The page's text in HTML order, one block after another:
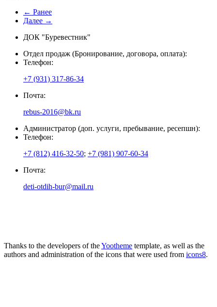
← Ранее
Далее →
ДОК "Буревестник"
Отдел продаж (Бронирование, договора, оплата):
Телефон:
+7 (931) 317-86-34
Почта:
rebus-2016@bk.ru
Администратор (доп. услуги, пребывание, ресепшн):
Телефон:
+7 (812) 416-32-50; +7 (981) 907-60-34
Почта:
deti-otdih-bur@mail.ru
Thanks to the developers of theYootheme template, as well as the
authors and administration of the icons that were used from icons8.